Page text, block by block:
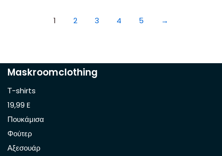
1 2 3 4 5 →
Maskroomclothing
Τ-shirts
19,99 E
Πουκάμισα
Φούτερ
Αξεσουάρ